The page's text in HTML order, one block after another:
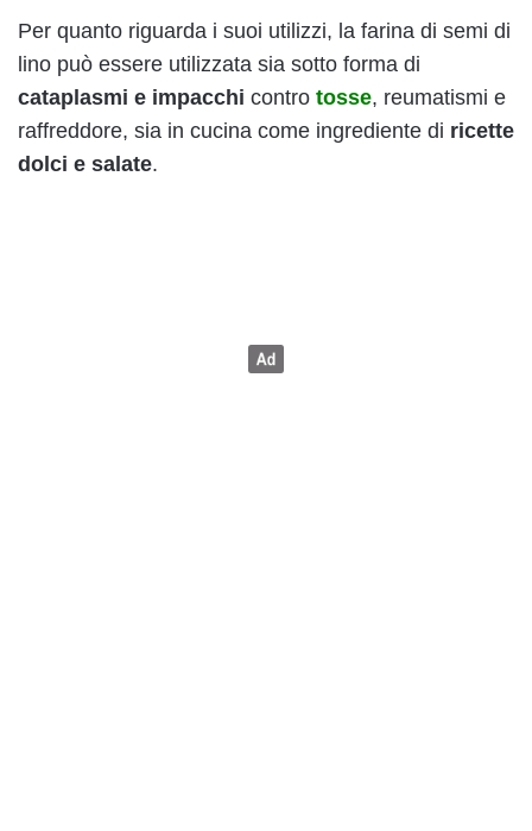
Per quanto riguarda i suoi utilizzi, la farina di semi di
lino può essere utilizzata sia sotto forma di
cataplasmi e impacchi contro tosse, reumatismi e
raffreddore, sia in cucina come ingrediente di ricette
dolci e salate.